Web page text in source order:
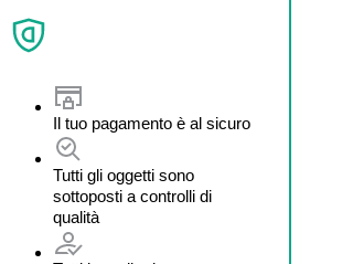
Il tuo pagamento è al sicuro
Tutti gli oggetti sono
sottoposti a controlli di
qualità